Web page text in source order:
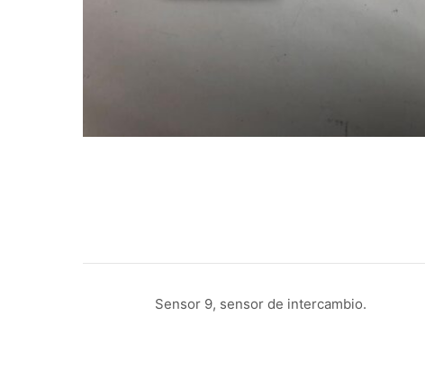
Sensor 9, sensor de intercambio.